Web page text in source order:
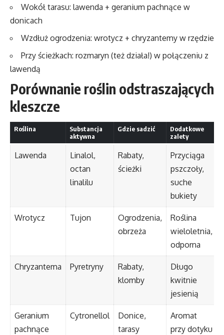
Wokół tarasu: lawenda + geranium pachnące w
donicach
Wzdłuż ogrodzenia: wrotycz + chryzantemy w rzędzie
Przy ścieżkach: rozmaryn (też działa!) w połączeniu z
lawendą
Porównanie roślin odstraszających
kleszcze
Roślina
Substancja
aktywna
Gdzie sadzić
Dodatkowe
zalety
Lawenda
Linalol,
octan
linalilu
Rabaty,
ścieżki
Przyciąga
pszczoły,
suche
bukiety
Wrotycz Tujon
Ogrodzenia,
obrzeża
Roślina
wieloletnia,
odporna
Chryzantema Pyretryny
Rabaty,
klomby
Długo
kwitnie
jesienią
Geranium
pachnące
Cytronellol
Donice,
tarasy
Aromat
przy dotyku